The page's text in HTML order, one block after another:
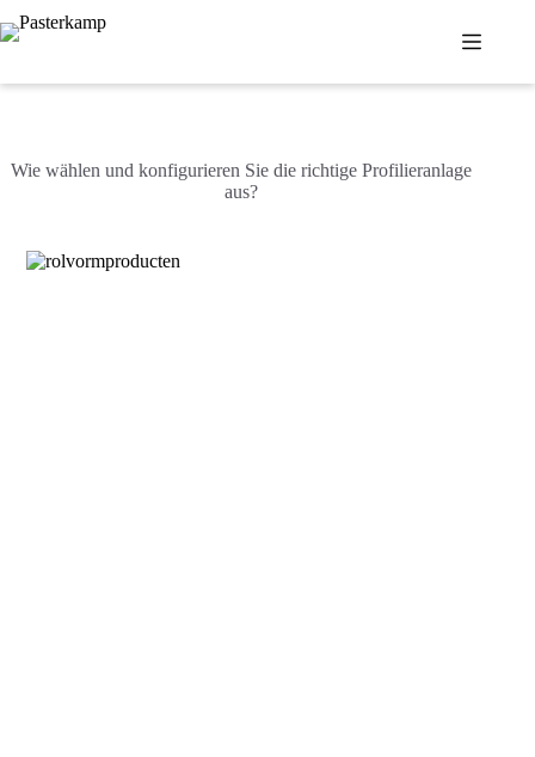
Inhalt
Wie wählen und konfigurieren Sie die richtige Profilieranlage
aus?